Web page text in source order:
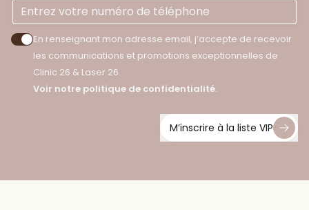
Accepter les politiques de confidentialité
En renseignant mon adresse email, j’accepte de recevoir
les communications et promotions exceptionnelles de
Clinic 26 & Laser 26.
Voir notre politique de confidentialité.
M’inscrire à la liste VIP